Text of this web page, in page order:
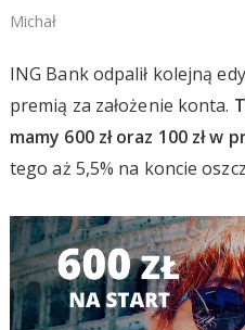
Michał
ING Bank odpalił kolejną
premią za założenie konta.
mamy 600 zł oraz 100 zł w
tego aż 5,5% na koncie